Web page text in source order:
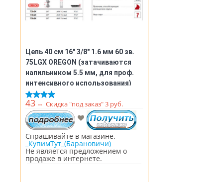
Цепь 40 см 16" 3/8" 1.6 мм 60 зв.
75LGX OREGON (затачиваются
напильником 5.5 мм, для проф.
интенсивного использования)
(75LGX060E)
43 ⇔ Скидка "под заказ" 3 руб.
Спрашивайте в магазине.
_КупимТут_(Барановичи)
Не является предложением о
продаже в интернете.